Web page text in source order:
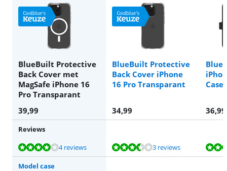
BlueBuilt Protective
Back Cover met
MagSafe iPhone 16
Pro Transparant
BlueBuilt Protective
Back Cover iPhone
16 Pro Transparant
39,99 34,99 36,99
Reviews
Beoordeling is 8,3 van de 10, gebaseerd op 4 reviews.
4 reviews
Beoordeling is 7,4 van de 10, gebaseerd op 3 reviews.3 reviews
Beoordeling is 8,3 van de 10, gebaseerd op 3 reviews.
Beoordeling is 7,7 van de 10, gebaseerd op 1 review.
Model case